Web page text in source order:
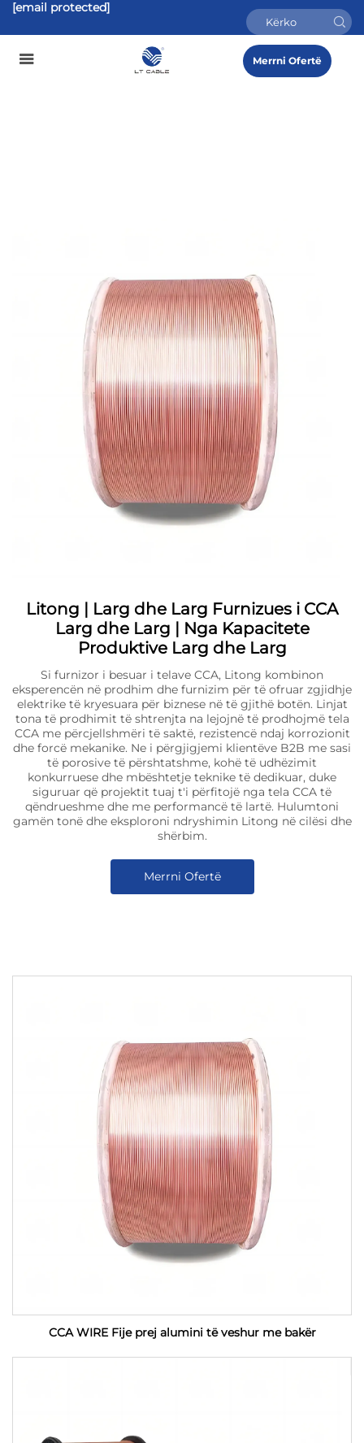
[email protected]
Merrni Ofertë
Litong | Larg dhe Larg Furnizues i CCA
Larg dhe Larg | Nga Kapacitete
Produktive Larg dhe Larg
Si furnizor i besuar i telave CCA, Litong kombinon
eksperencën në prodhim dhe furnizim për të ofruar zgjidhje
elektrike të kryesuara për biznese në të gjithë botën. Linjat
tona të prodhimit të shtrenjta na lejojnë të prodhojmë tela
CCA me përcjellshmëri të saktë, rezistencë ndaj korrozionit
dhe forcë mekanike. Ne i përgjigjemi klientëve B2B me sasi
të porosive të përshtatshme, kohë të udhëzimit
konkurruese dhe mbështetje teknike të dedikuar, duke
siguruar që projektit tuaj t'i përfitojë nga tela CCA të
qëndrueshme dhe me performancë të lartë. Hulumtoni
gamën tonë dhe eksploroni ndryshimin Litong në cilësi dhe
shërbim.
Merrni Ofertë
CCA WIRE Fije prej alumini të veshur me bakër